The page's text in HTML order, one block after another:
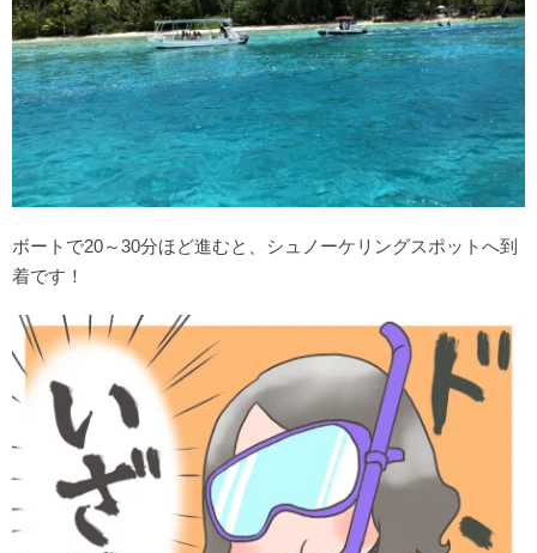
ボートで20～30分ほど進むと、シュノーケリングスポットへ到
着です！